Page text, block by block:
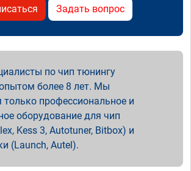
Задать вопрос
по чип тюнингу
более 8 лет. Мы
профессиональное и
оборудование для чип
Kess 3, Autotuner, Bitbox) и
(Launch, Autel).